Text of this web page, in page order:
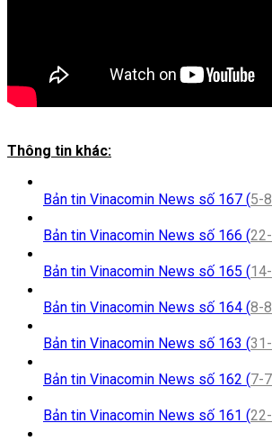
Thông tin khác:
Bản tin Vinacomin News số 167 (5-
Bản tin Vinacomin News số 166 (
Bản tin Vinacomin News số 165 (
Bản tin Vinacomin News số 164 (8-
Bản tin Vinacomin News số 163 (
Bản tin Vinacomin News số 162 (7-
Bản tin Vinacomin News số 161 (